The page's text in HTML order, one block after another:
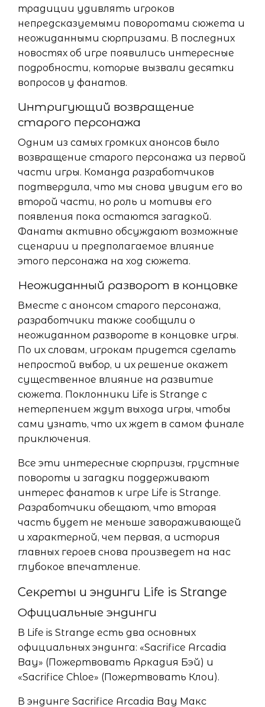
традиции удивлять игроков
непредсказуемыми поворотами сюжета и
неожиданными сюрпризами. В последних
новостях об игре появились интересные
подробности, которые вызвали десятки
вопросов у фанатов.
Интригующий возвращение
старого персонажа
Одним из самых громких анонсов было
возвращение старого персонажа из первой
части игры. Команда разработчиков
подтвердила, что мы снова увидим его во
второй части, но роль и мотивы его
появления пока остаются загадкой.
Фанаты активно обсуждают возможные
сценарии и предполагаемое влияние
этого персонажа на ход сюжета.
Неожиданный разворот в концовке
Вместе с анонсом старого персонажа,
разработчики также сообщили о
неожиданном развороте в концовке игры.
По их словам, игрокам придется сделать
непростой выбор, и их решение окажет
существенное влияние на развитие
сюжета. Поклонники Life is Strange с
нетерпением ждут выхода игры, чтобы
сами узнать, что их ждет в самом финале
приключения.
Все эти интересные сюрпризы, грустные
повороты и загадки поддерживают
интерес фанатов к игре Life is Strange.
Разработчики обещают, что вторая
часть будет не меньше завораживающей
и характерной, чем первая, а история
главных героев снова произведет на нас
глубокое впечатление.
Секреты и эндинги Life is Strange
Официальные эндинги
В Life is Strange есть два основных
официальных эндинга: «Sacrifice Arcadia
Bay» (Пожертвовать Аркадия Бэй) и
«Sacrifice Chloe» (Пожертвовать Клои).
В эндинге Sacrifice Arcadia Bay Макс